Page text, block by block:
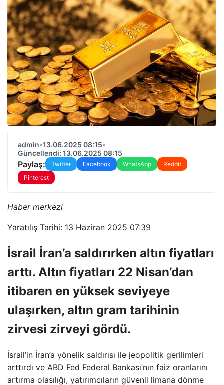
admin•13.06.2025 08:15•
Güncellendi: 13.06.2025 08:15
Paylaş: Twitter Facebook WhatsApp
Reddit
Pinterest
Haber merkezi
Yaratılış Tarihi: 13 Haziran 2025 07:39
İsrail İran’a saldırırken altın fiyatları
arttı. Altın fiyatları 22 Nisan’dan
itibaren en yüksek seviyeye
ulaşırken, altın gram tarihinin
zirvesi zirveyi gördü.
İsrail’in İran’a yönelik saldırısı ile jeopolitik gerilimleri
arttırdı ve ABD Fed Federal Bankası’nın faiz oranlarını
artırma olasılığı, yatırımcıların güvenli limana dönme